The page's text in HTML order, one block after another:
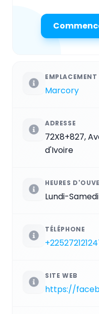
EMPLACEMENT
Marcory
ADRESSE
72X8+827,
d'Ivoire
HEURES
Lundi-
TÉLÉPHONE
SITE WEB